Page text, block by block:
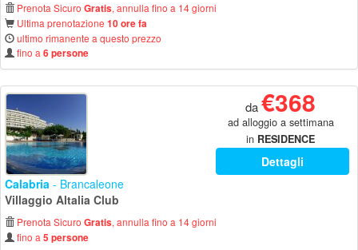
Prenota Sicuro Gratis, annulla fino a 14 giorni
Ultima prenotazione 10 ore fa
ultimo rimanente a questo prezzo
fino a 6 persone
da€368
ad alloggio a settimana
in RESIDENCE
Dettagli
Calabria - Brancaleone
Villaggio Altalia Club
Prenota Sicuro Gratis, annulla fino a 14 giorni
fino a 5 persone